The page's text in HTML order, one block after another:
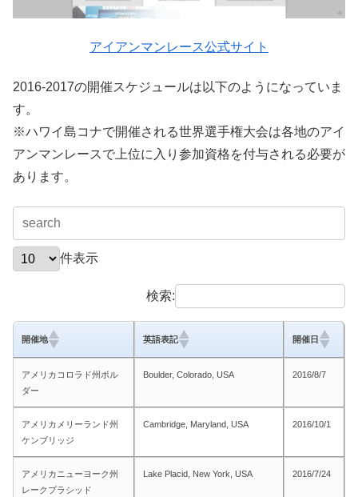
アイアンマンレース公式サイト
2016-2017の開催スケジュールは以下のようになっていま
す。
※ハワイ島コナで開催される世界選手権大会は各地のアイ
アンマンレースで上位に入り参加資格を付与される必要が
あります。
件表示
検索:
開催地 英語表記 開催日
アメリカコロラド州ボル
ダー
Boulder, Colorado, USA 2016/8/7
アメリカメリーランド州
ケンブリッジ
Cambridge, Maryland, USA 2016/10/1
アメリカニューヨーク州
レークプラシッド
Lake Placid, New York, USA 2016/7/24